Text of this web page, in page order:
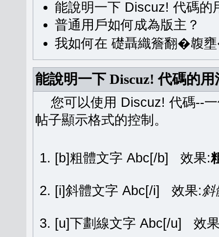
能說明一下 Discuz! 代碼的
普通用戶如何成為版主？
我如何在 礎聶織簷翻�䪖
能說明一下 Discuz! 代碼的用
您可以使用 Discuz! 代碼--一
帖子顯示格式的控制。
[b]粗體文字 Abc[/b] 效果:
[i]斜體文字 Abc[/i] 效果:斜
[u]下劃線文字 Abc[/u] 效